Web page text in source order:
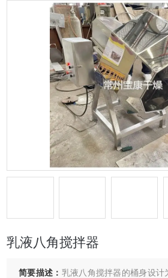
乳液八角搅拌器
简要描述： 乳液八角搅拌器的桶身设计